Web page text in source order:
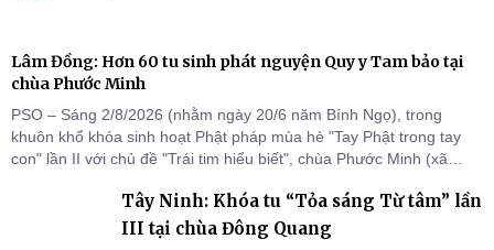
Lâm Đồng: Hơn 60 tu sinh phát nguyện Quy y Tam bảo tại
chùa Phước Minh
PSO – Sáng 2/8/2026 (nhằm ngày 20/6 năm Bính Ngọ), trong
khuôn khổ khóa sinh hoạt Phật pháp mùa hè "Tay Phật trong tay
con" lần II với chủ đề "Trái tim hiểu biết", chùa Phước Minh (xã
cho hơn 60 tu sinh.Tây Ninh: Khóa tu “Tỏa sáng Từ tâm” lần
III tại chùa Đông Quang